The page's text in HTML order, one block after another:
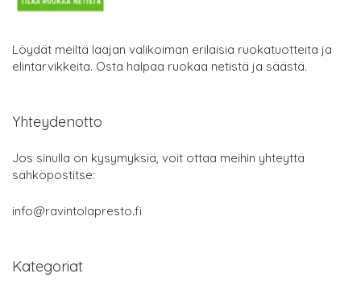
Löydät meiltä laajan valikoiman erilaisia ruokatuotteita ja
elintarvikkeita. Osta halpaa ruokaa netistä ja säästä.
Yhteydenotto
Jos sinulla on kysymyksiä, voit ottaa meihin yhteyttä
sähköpostitse:
info@ravintolapresto.fi
Kategoriat